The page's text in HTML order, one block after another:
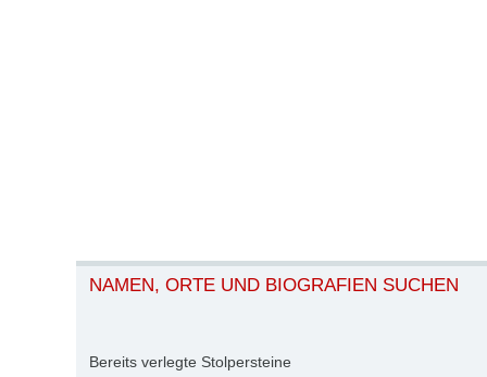
NAMEN, ORTE UND BIOGRAFIEN SUCHEN
Bereits verlegte Stolpersteine